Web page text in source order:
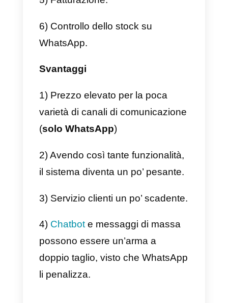
3) Completiamo il processo con
l’aiuto di un agente di supporto.
Bisogna tenere in considerazione
sempre parlare con il supporto
che possa aiutarti a creare un
account.
Pro e contro di Multiwasap